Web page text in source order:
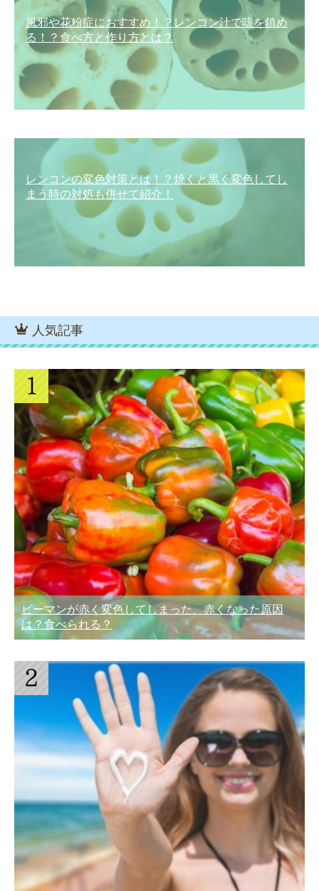
風邪や花粉症におすすめ！？レンコン汁で咳を鎮め
る！？食べ方と作り方とは？
レンコンの変色対策とは！？焼くと黒く変色してし
まう時の対処も併せて紹介！
人気記事
ピーマンが赤く変色してしまった、赤くなった原因
は？食べられる？